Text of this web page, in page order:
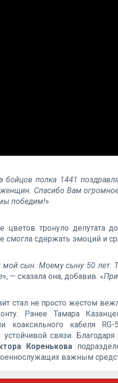
бойцов полка 1441
Спасибо Вам
победим!»
цветов тронуло депутата
смогла сдержать эмоций и
мой сын. Моему сыну 50 лет.
», — сказала она, добавив: «
стал не просто жестом
Ранее Тамара
коаксильного кабеля
устойчивой связи.
Коренькова
важным